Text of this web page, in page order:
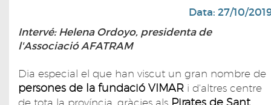
Data: 27/10/
Intervé: Helena Ordoyo, presidenta de
l'Associació AFATRAM
Dia especial el que han viscut un gran nombre de
persones de la fundació VIMAR i d'altres centre
Pirates de Sant